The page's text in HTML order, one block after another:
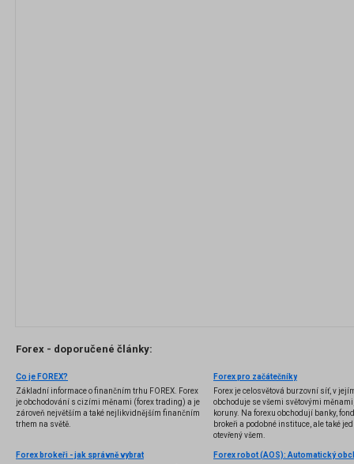
Forex - doporučené články:
Co je FOREX?
Základní informace o finančním trhu FOREX. Forex
je obchodování s cizími měnami (forex trading) a je
zároveň největším a také nejlikvidnějším finančním
trhem na světě.
Forex pro začátečníky
Forex je celosvětová burzovní síť, v
obchoduje se všemi světovými
koruny. Na forexu obchodují banky,
brokeři a podobné instituce, ale také
otevřený všem.
Forex brokeři - jak správně vybrat